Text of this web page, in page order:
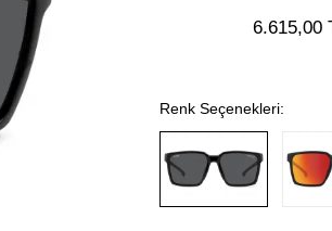
6.615,00
Renk Seçenekleri: